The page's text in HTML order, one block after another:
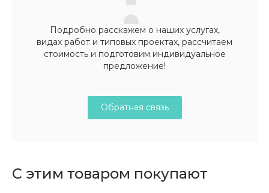
Подробно расскажем о наших услугах,
видах работ и типовых проектах, рассчитаем
стоимость и подготовим индивидуальное
предложение!
Обратная связь
С этим товаром покупают